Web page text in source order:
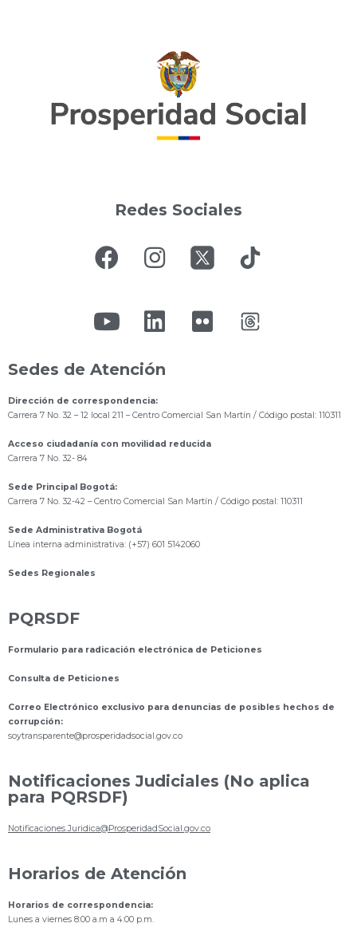
Redes Sociales
Sedes de Atención
Dirección de correspondencia:
Carrera 7 No. 32 – 12 local 211 – Centro Comercial San Martín / Código postal: 110311
Acceso ciudadanía con movilidad reducida
Carrera 7 No. 32- 84
Sede Principal Bogotá:
Carrera 7 No. 32-42 – Centro Comercial San Martín / Código postal: 110311
Sede Administrativa Bogotá
Línea interna administrativa: (+57) 601 5142060
Sedes Regionales
PQRSDF
Formulario para radicación electrónica de Peticiones
Consulta de Peticiones
Correo Electrónico exclusivo para denuncias de posibles hechos de
corrupción:
soytransparente@prosperidadsocial.gov.co
Notificaciones Judiciales (No aplica
para PQRSDF)
Notificaciones.Juridica@ProsperidadSocial.gov.co
Horarios de Atención
Horarios de correspondencia:
Lunes a viernes 8:00 a.m a 4:00 p.m.